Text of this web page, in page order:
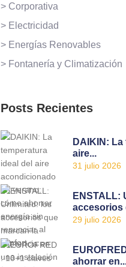
> Corporativa
> Electricidad
> Energías Renovables
> Fontanería y Climatización
Posts Recientes
DAIKIN:
aire...
31 julio 2026
ENSTALL:
accesorios
29 julio 2026
ahorrar